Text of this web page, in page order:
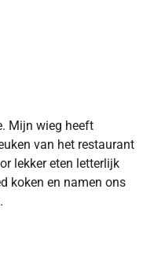
Mijn wieg heeft
van het restaurant
lekker eten letterlijk
koken en namen ons